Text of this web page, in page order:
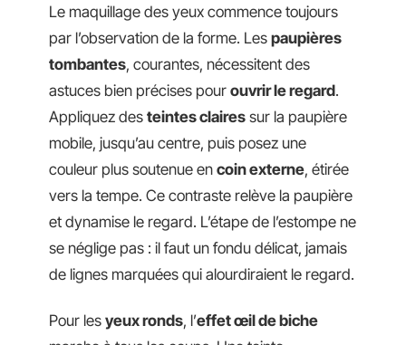
Le maquillage des yeux commence toujours
par l’observation de la forme. Les paupières
tombantes, courantes, nécessitent des
astuces bien précises pour ouvrir le regard.
Appliquez des teintes claires sur la paupière
mobile, jusqu’au centre, puis posez une
couleur plus soutenue en coin externe, étirée
vers la tempe. Ce contraste relève la paupière
et dynamise le regard. L’étape de l’estompe ne
se néglige pas : il faut un fondu délicat, jamais
de lignes marquées qui alourdiraient le regard.
Pour les yeux ronds, l’effet œil de biche